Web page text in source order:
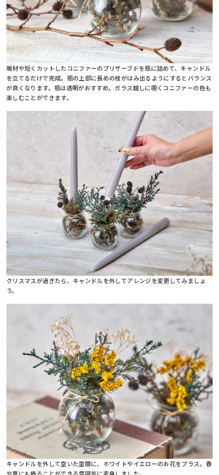
端材や短くカットしたコニファーのプリザーブドを瓶に詰めて、キャンドル
を立てるだけで完成。瓶の上部に長めの枝がはみ出るようにするとバランス
が良くなります。瓶は透明がおすすめ。ガラス越しに覗くコニファーの色も
楽しむことができます。
クリスマスが過ぎたら、キャンドルを外してアレンジを変更してみましょ
う。
キャンドルを外して空いた空間に、ホワイトやイエローのお花をプラス。春